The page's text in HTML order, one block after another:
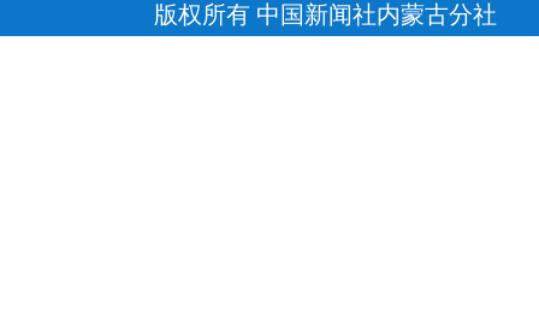
版权所有 中国新闻社内蒙古分社